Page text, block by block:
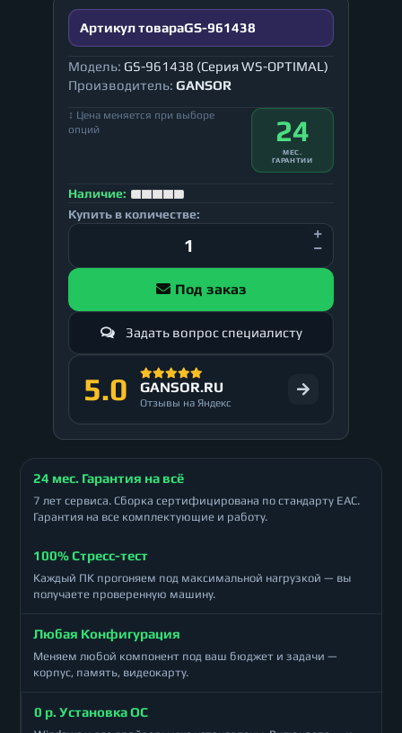
Артикул товараGS-961438
Модель: GS-961438 (Серия WS-OPTIMAL)
Производитель: GANSOR
↕ Цена меняется при выборе
опций
24
МЕС.
ГАРАНТИИ
Наличие:
Купить в количестве:
Под заказ
Задать вопрос специалисту
5.0 GANSOR.RU
Отзывы на Яндекс
24 мес. Гарантия на всё
7 лет сервиса. Сборка сертифицирована по стандарту ЕАС.
Гарантия на все комплектующие и работу.
100% Стресс-тест
Каждый ПК прогоняем под максимальной нагрузкой — вы
получаете проверенную машину.
Любая Конфигурация
Меняем любой компонент под ваш бюджет и задачи —
корпус, память, видеокарту.
0 р. Установка ОС